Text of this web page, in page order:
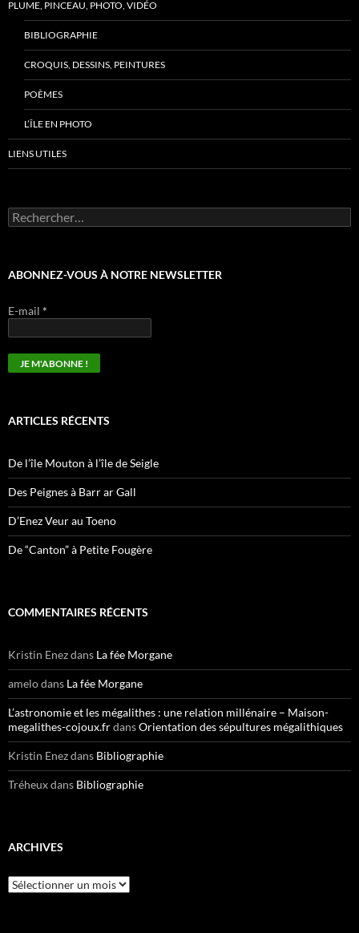
PLUME, PINCEAU, PHOTO, VIDÉO
BIBLIOGRAPHIE
CROQUIS, DESSINS, PEINTURES
POÈMES
L’ÎLE EN PHOTO
LIENS UTILES
Rechercher :
ABONNEZ-VOUS À NOTRE NEWSLETTER
E-mail *
ARTICLES RÉCENTS
De l’île Mouton à l’île de Seigle
Des Peignes à Barr ar Gall
D’Enez Veur au Toeno
De “Canton” à Petite Fougère
COMMENTAIRES RÉCENTS
Kristin Enezdans La fée Morgane
amelodans La fée Morgane
L’astronomie et les mégalithes : une relation millénaire – Maison-
megalithes-cojoux.frdansOrientation des sépultures mégalithiques
Kristin Enezdans Bibliographie
Tréheuxdans Bibliographie
ARCHIVES
Archives